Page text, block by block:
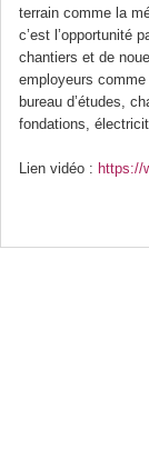
terrain comme la
c’est l’opportunité
chantiers et de
employeurs
bureau d’études,
fondations,
Lien vidéo : https://